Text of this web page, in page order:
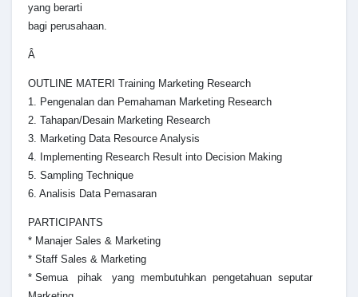
yang berarti
bagi perusahaan.
Â
OUTLINE MATERI Training Marketing Research
1. Pengenalan dan Pemahaman Marketing Research
2. Tahapan/Desain Marketing Research
3. Marketing Data Resource Analysis
4. Implementing Research Result into Decision Making
5. Sampling Technique
6. Analisis Data Pemasaran
PARTICIPANTS
* Manajer Sales & Marketing
* Staff Sales & Marketing
* Semua pihak yang membutuhkan pengetahuan seputar